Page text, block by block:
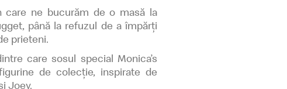
care ne bucurăm de o masă la
până la refuzul de a împărți
prieteni.
care sosul special Monica’s
de colecție, inspirate de
Joey.